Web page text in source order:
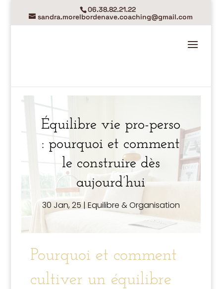
06.38.82.21.22
sandra.morelbordenave.coaching@gmail.com
Équilibre vie pro-perso
: pourquoi et comment
le construire dès
aujourd’hui
30 Jan, 25| Equilibre & Organisation
Pourquoi et comment
cultiver un équilibre